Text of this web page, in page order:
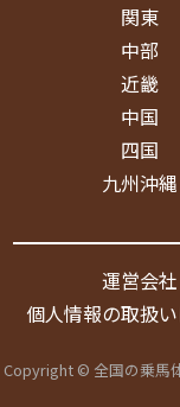
関東
中部
近畿
中国
四国
九州沖縄
運営会社
個人情報の取扱
Copyright © 全国の乗馬